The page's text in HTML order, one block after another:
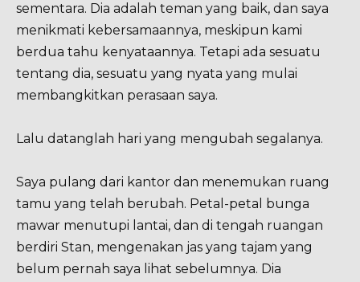
sementara. Dia adalah teman yang baik, dan saya
menikmati kebersamaannya, meskipun kami
berdua tahu kenyataannya. Tetapi ada sesuatu
tentang dia, sesuatu yang nyata yang mulai
membangkitkan perasaan saya.
Lalu datanglah hari yang mengubah segalanya.
Saya pulang dari kantor dan menemukan ruang
tamu yang telah berubah. Petal-petal bunga
mawar menutupi lantai, dan di tengah ruangan
berdiri Stan, mengenakan jas yang tajam yang
belum pernah saya lihat sebelumnya. Dia